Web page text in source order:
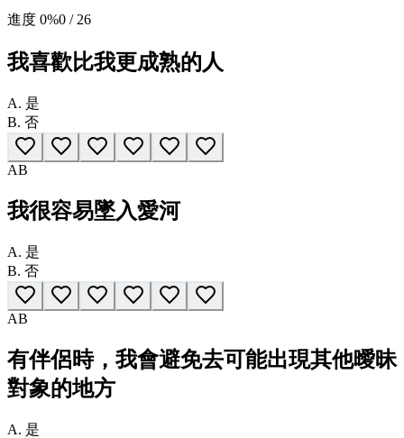
進度 0%0 / 26
我喜歡比我更成熟的人
A. 是
B. 否
AB
我很容易墜入愛河
A. 是
B. 否
AB
有伴侶時，我會避免去可能出現其他曖昧
對象的地方
A. 是